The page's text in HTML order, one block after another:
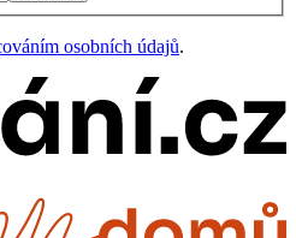
osobních údajů.